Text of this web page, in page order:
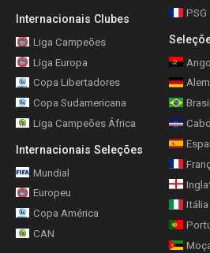
Internacionais Clubes
Liga Campeões
Liga Europa
Copa Libertadores
Copa Sudamericana
Liga Campeões África
Internacionais Seleções
Mundial
Europeu
Copa América
CAN
PSG
Brasil
Itália